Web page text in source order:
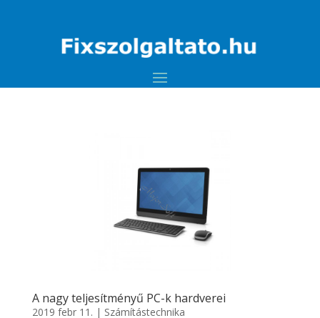
A nagy teljesítményű PC-k hardverei
2019 febr 11. | Számítástechnika